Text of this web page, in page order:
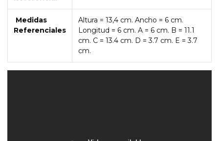
Medidas
Referenciales
Altura = 13,4 cm. Ancho = 6 cm.
Longitud = 6 cm. A = 6 cm. B = 11.1
cm. C = 13.4 cm. D = 3.7 cm. E = 3.7
cm.